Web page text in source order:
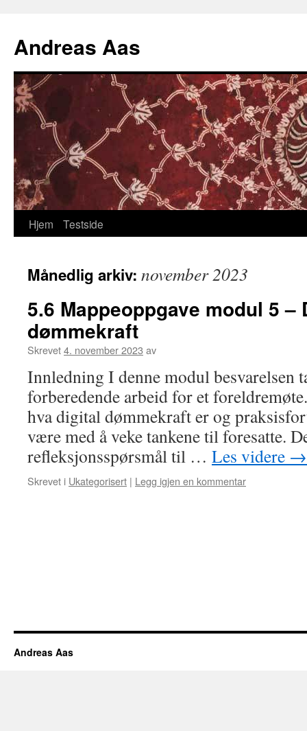
innhold
Andreas Aas
Hjem Testside
Månedlig arkiv: november 2023
5.6 Mappeoppgave modul 5 –
dømmekraft
Skrevet4. november 2023 av
Innledning I denne modul besvarelsen
forberedende arbeid for et
hva digital dømmekraft er og
være med å veke tankene til foresatte.
refleksjonsspørsmål til … Les videre →
Skrevet i Ukategorisert | Legg igjen en kommentar
Andreas Aas